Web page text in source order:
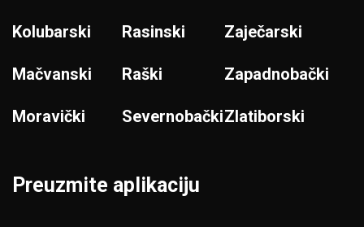
Kolubarski
Mačvanski
Moravički
Rasinski
Raški
Severnobački
Zaječarski
Zapadnobački
Zlatiborski
Preuzmite aplikaciju